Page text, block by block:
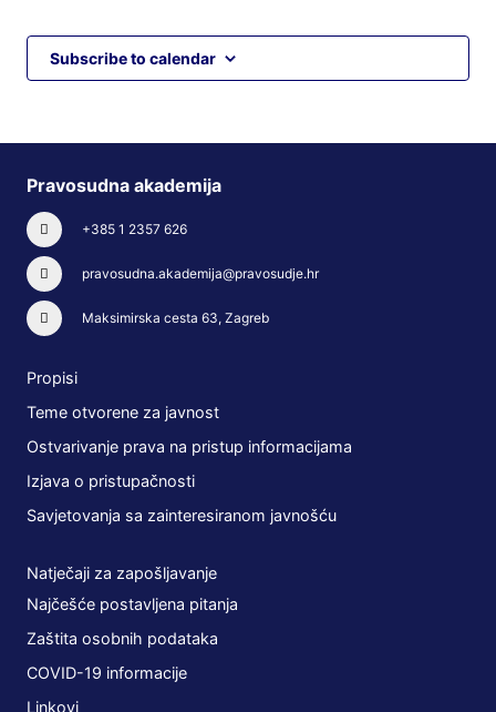
Subscribe to calendar
Pravosudna akademija
+385 1 2357 626
pravosudna.akademija@pravosudje.hr
Maksimirska cesta 63, Zagreb
Propisi
Teme otvorene za javnost
Ostvarivanje prava na pristup informacijama
Izjava o pristupačnosti
Savjetovanja sa zainteresiranom javnošću
Natječaji za zapošljavanje
Najčešće postavljena pitanja
Zaštita osobnih podataka
COVID-19 informacije
Linkovi